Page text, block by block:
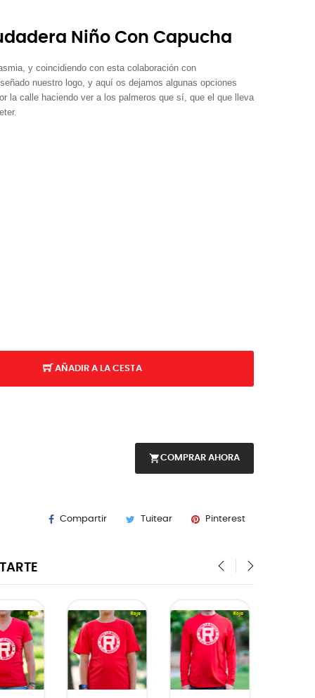
Niño Con Capucha
y coincidiendo con esta colaboración con
nuestro logo, y aquí os dejamos algunas opciones
la calle haciendo ver a los palmeros que sí, que el que lleva
AÑADIR A LA CESTA
shopping_cartCOMPRAR AHORA
Compartir Tuitear Pinterest